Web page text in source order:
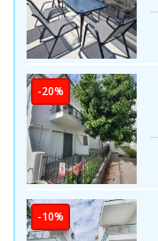
-20%
-10%